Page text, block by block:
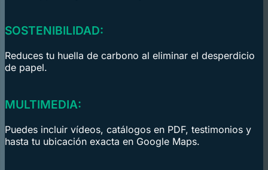
SOSTENIBILIDAD:
Reduces tu huella de carbono al eliminar el desperdicio
de papel.
MULTIMEDIA:
Puedes incluir vídeos, catálogos en PDF, testimonios y
hasta tu ubicación exacta en Google Maps.